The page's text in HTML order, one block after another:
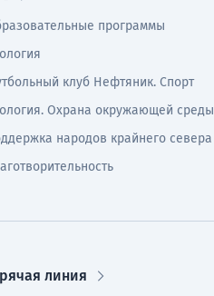
программы
клуб Нефтяник. Спорт
Охрана окружающей среды
народов крайнего севера
линия